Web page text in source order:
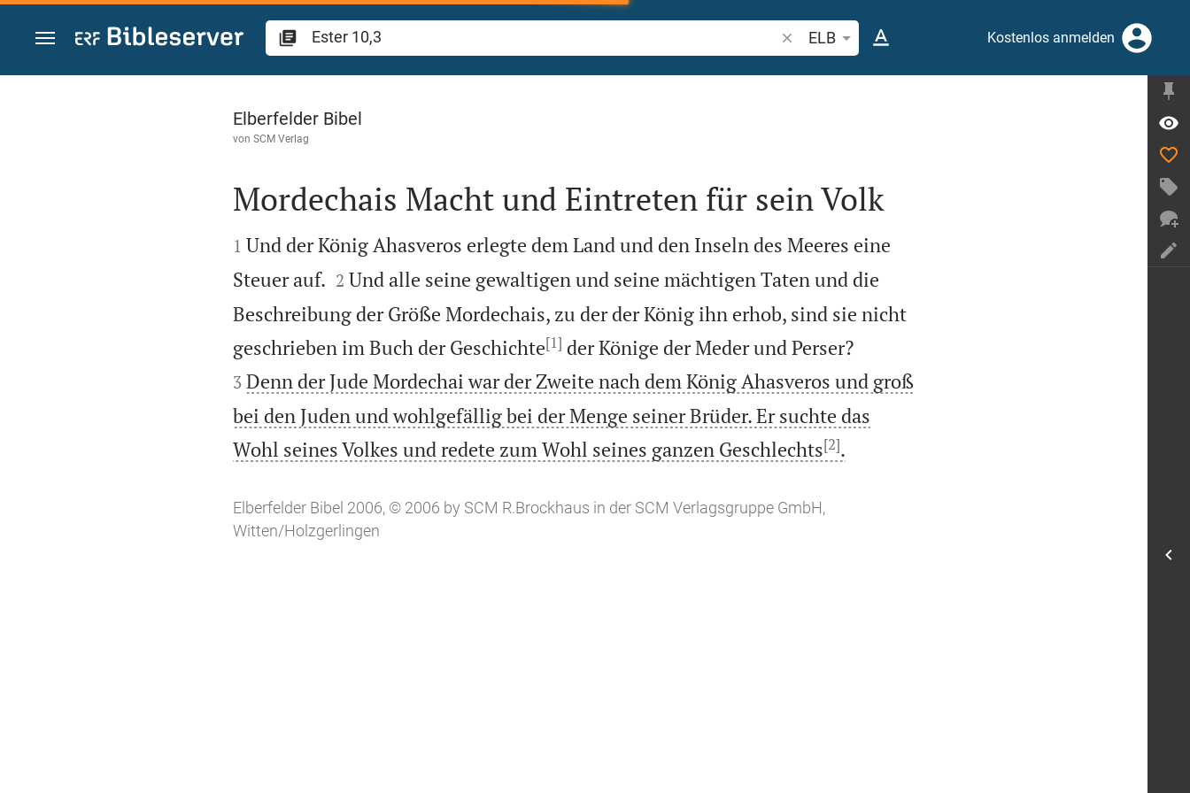
Zum Inhalt springen
Bibelstelle oder Begriff suchen
ELB Kostenlos anmelden
Ester 10
Elberfelder Bibel
von SCM Verlag

Mordechais Macht und Eintreten für sein Volk

1 Und der König Ahasveros erlegte dem Land und den Inseln des Meeres eine
Steuer auf.
2 Und alle seine gewaltigen und seine mächtigen Taten und die
Beschreibung der Größe Mordechais, zu der der König ihn erhob, sind sie nicht
geschrieben im Buch der Geschichte[1] der Könige der Meder und Perser?
3 Denn der Jude Mordechai war der Zweite nach dem König Ahasveros und groß
bei den Juden und wohlgefällig bei der Menge seiner Brüder. Er suchte das
Wohl seines Volkes und redete zum Wohl seines ganzen Geschlechts[2].
Elberfelder Bibel 2006, © 2006 by SCM R.Brockhaus in der SCM Verlagsgruppe GmbH,
Witten/Holzgerlingen